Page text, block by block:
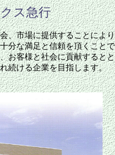
ス急行
、市場に提供することによ
分な満足と信頼を頂くこと
お客様と社会に貢献すると
続ける企業を目指します。